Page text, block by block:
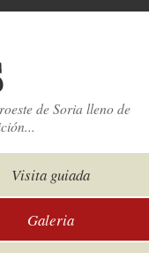
de Soria lleno de
Visita guiada
Galeria